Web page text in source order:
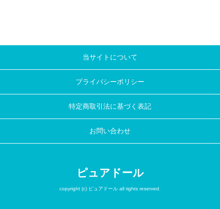
当サイトについて
プライバシーポリシー
特定商取引法に基づく表記
お問い合わせ
ピュアドール
copyright (c) ピュアドール all rights reserved.